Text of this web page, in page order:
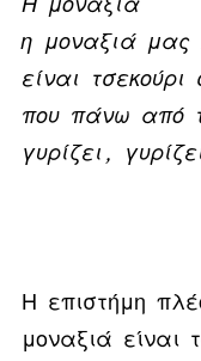
Η μοναξιά
η μοναξιά μας
είναι
που πάνω από
γυρίζει,
Η επιστήμη
μοναξιά είναι